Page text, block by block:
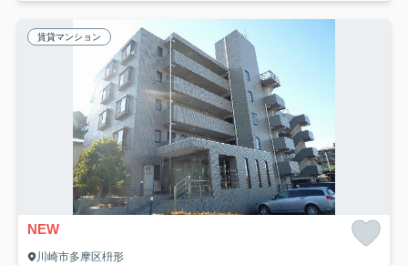
賃貸マンション
NEW
川崎市多摩区枡形